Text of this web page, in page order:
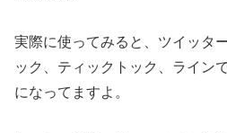
実際に使ってみると、ツイッタ
ック、ティックトック、ライン
になってますよ。